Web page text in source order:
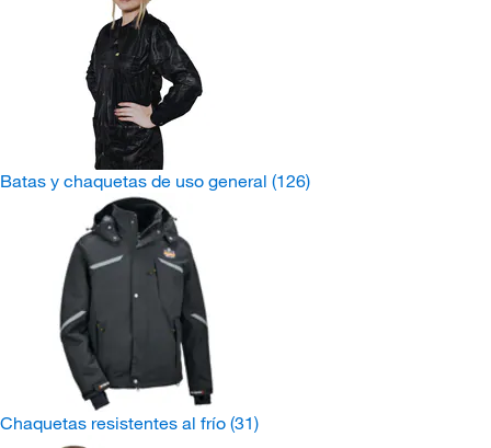
Batas y chaquetas de uso general (126)
Chaquetas resistentes al frío (31)